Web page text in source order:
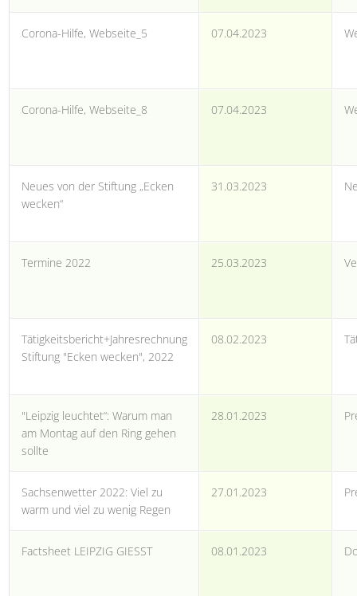
Corona-Hilfe, Webseite_5 07.04.2023
Corona-Hilfe, Webseite_8 07.04.2023
Neues von der Stiftung „Ecken
wecken“
31.03.2023
Termine 2022 25.03.2023
Tätigkeitsbericht+Jahresrechnung
Stiftung "Ecken wecken", 2022
08.02.2023
"Leipzig leuchtet“: Warum man
am Montag auf den Ring gehen
sollte
28.01.2023
Sachsenwetter 2022: Viel zu
warm und viel zu wenig Regen
27.01.2023
Factsheet LEIPZIG GIESST 08.01.2023